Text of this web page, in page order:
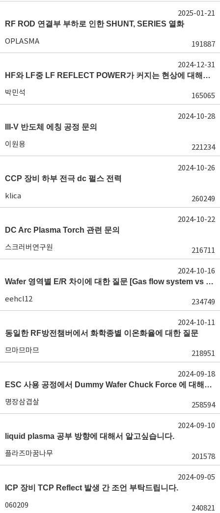
RF ROD 연결부 부하로 인한 SHUNT, SERIES 열화
OPLASMA 191887
2025-01-21
HF와 LF중 LF REFLECT POWER가 커지는 현상에 대해서 도움이 필요합니다.
박민석 165065
2024-12-31
III-V 반도체 에칭 공정 문의
이원용 221234
2024-10-28
CCP 장비 하부 전극 dc 펄스 전력
klica 260249
2024-10-26
DC Arc Plasma Torch 관련 문의
스크러버연구원 216711
2024-10-22
Wafer 영역별 E/R 차이에 대한 질문 [Gas flow system vs E/R]
eehcl12 234749
2024-10-16
동일한 RF방전챔버에서 화학종별 이온화율에 대한 질문
므마므마므 218951
2024-10-11
ESC 사용 공정에서 Dummy Wafer Chuck Force 에 대해서 궁급합니다
명장삼겹살 258594
2024-09-18
liquid plasma 공부 방향에 대해서 알고싶습니다.
플라즈마꿈나무 201578
2024-09-10
ICP 장비 TCP Reflect 발생 간 조언 부탁드립니다.
060209 240821
2024-09-05